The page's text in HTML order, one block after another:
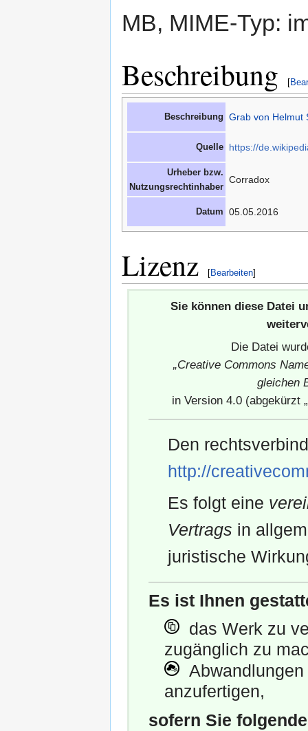
MB, MIME-Typ:
Beschreibung [
Beschreibung Grab von Helmut
Quelle https://
Urheber bzw.
Nutzungsrechtinhaber
Corradox
Datum 05.05.2016
Lizenz [Bearbeiten]
Sie können diese Datei
Die Datei
„Creative Commons
gleichen
in Version 4.0 (abgekürzt
Den
http://
Es folgt eine
Vertrags in
juristische
Es ist Ihnen
das Werk zu
zugänglich zu
anzufertigen,
sofern Sie